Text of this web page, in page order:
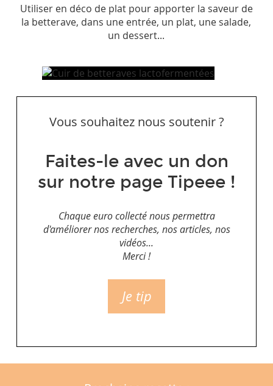
Utiliser en déco de plat pour apporter la saveur de
la betterave, dans une entrée, un plat, une salade,
un dessert...
Vous souhaitez nous soutenir ?
Faites-le avec un don
sur notre page Tipeee !
Chaque euro collecté nous permettra
d'améliorer nos recherches, nos articles, nos
vidéos...
Merci !
Je tip